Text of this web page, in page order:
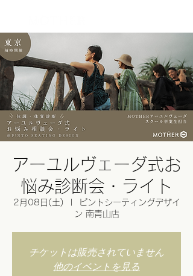
アーユルヴェーダ式お
悩み診断会・ライト
2月08日(土)
ピントシーティングデザイ
ン 南青山店
チケットは販売されていません
他のイベントを見る